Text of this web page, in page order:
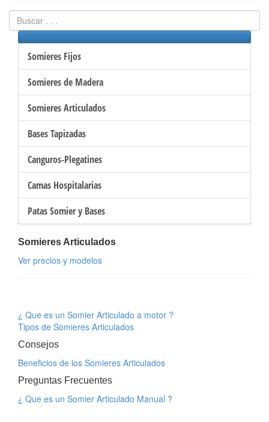
Somieres Fijos
Somieres de Madera
Somieres Articulados
Bases Tapizadas
Canguros-Plegatines
Camas Hospitalarias
Patas Somier y Bases
Somieres Articulados
Ver precios y modelos
¿ Que es un Somier Articulado a motor ?
Tipos de Somieres Articulados
Consejos
Beneficios de los Somieres Articulados
Preguntas Frecuentes
¿ Que es un Somier Articulado Manual ?